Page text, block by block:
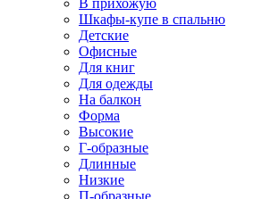
В прихожую
Шкафы-купе в спальню
Детские
Офисные
Для книг
Для одежды
На балкон
Форма
Высокие
Г-образные
Длинные
Низкие
П-образные